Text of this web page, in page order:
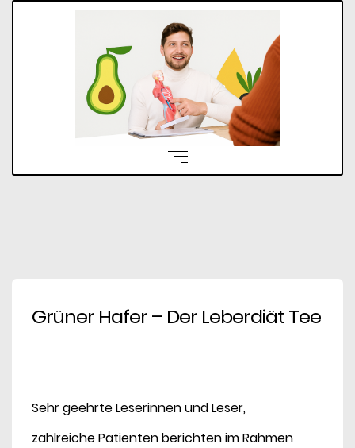
Grüner Hafer – Der Leberdiät Tee
Sehr geehrte Leserinnen und Leser,
zahlreiche Patienten berichten im Rahmen